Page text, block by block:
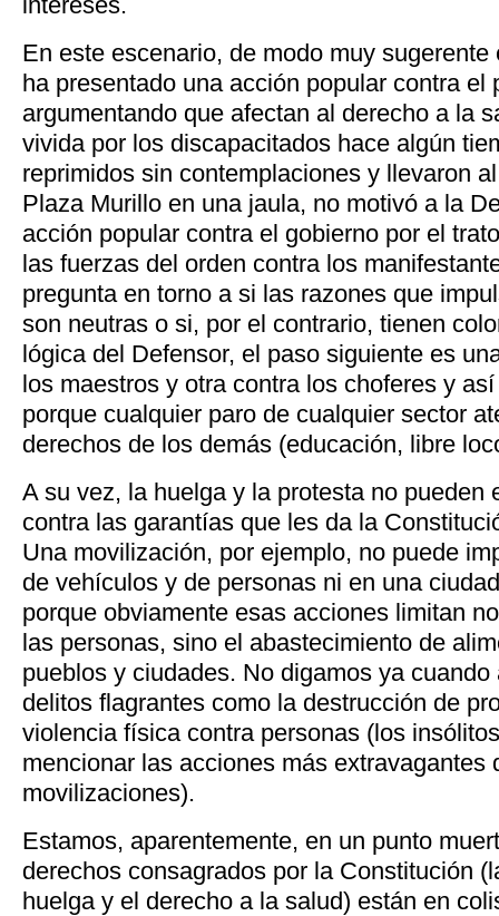
En este escenario, de modo muy
ha presentado una acción popular contra el
argumentando que afectan al derecho a la
vivida por los discapacitados hace algún
reprimidos sin contemplaciones y llevaron
Plaza Murillo en una jaula, no motivó a la
acción popular contra el gobierno por el
las fuerzas del orden contra los
pregunta en torno a si las razones que
son neutras o si, por el contrario, tienen
lógica del Defensor, el paso siguiente es
los maestros y otra contra los choferes y
porque cualquier paro de cualquier sector
derechos de los demás (educación, libre
A su vez, la huelga y la protesta no pueden
contra las garantías que les da la
Una movilización, por ejemplo, no puede
de vehículos y de personas ni en una
porque obviamente esas acciones limitan
las personas, sino el abastecimiento de
pueblos y ciudades. No digamos ya
delitos flagrantes como la destrucción de
violencia física contra personas (los
mencionar las acciones más extravagantes
movilizaciones).
Estamos, aparentemente, en un punto
derechos consagrados por la Constitución
huelga y el derecho a la salud) están en